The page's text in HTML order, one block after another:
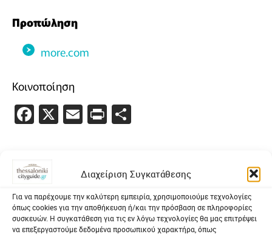
Διαχείριση Συγκατάθεσης
Για να παρέχουμε την καλύτερη εμπειρία, χρησιμοποιούμε τεχνολογίες
όπως cookies για την αποθήκευση ή/και την πρόσβαση σε πληροφορίες
συσκευών. Η συγκατάθεση για τις εν λόγω τεχνολογίες θα μας επιτρέψει
να επεξεργαστούμε δεδομένα προσωπικού χαρακτήρα, όπως
Προπώληση
more.com
Κοινοποίηση
Facebook
X EmailPrintFriendly
Event Venue
Address:
Νικ. Γερμανού